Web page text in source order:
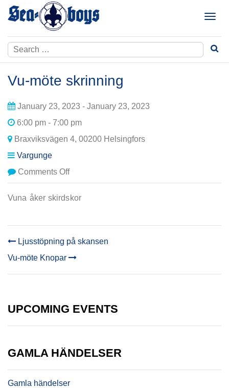
Skip
T
g
l
Search
for:
Vu-möte skrinning
January 23, 2023 - January 23, 2023
6:00 pm - 7:00 pm
Braxviksvägen 4, 00200 Helsingfors
Vargunge
Comments Offon
Vu-
möte
Vuna åker skirdskor
POST
NAVIGATION
Ljusstöpning på skansen
Vu-möte Knopar
UPCOMING EVENTS
GAMLA HÄNDELSER
Gamla händelser